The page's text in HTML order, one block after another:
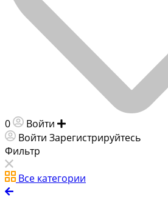
0 Войти
Войти Зарегистрируйтесь
Фильтр
Все категории